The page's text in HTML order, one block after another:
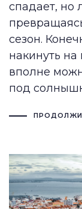
спадает, но
сезон.
накинуть
вполне
под